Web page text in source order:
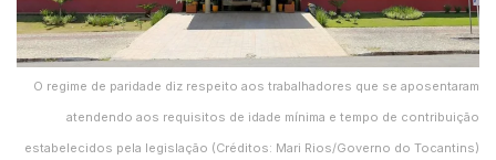
O regime de paridade diz respeito aos trabalhadores que se aposentaram
atendendo aos requisitos de idade mínima e tempo de contribuição
estabelecidos pela legislação (Créditos: Mari Rios/Governo do Tocantins)